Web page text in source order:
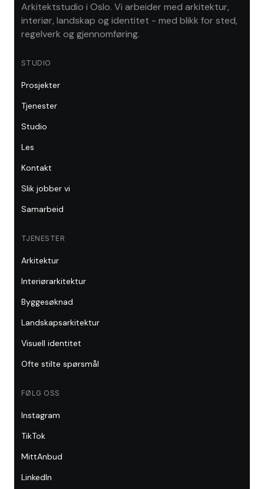
Arkitektstudio i Oslo. Vi arbeider med arkitektur,
interiør, landskap og identitet - med blikk for sted,
regelverk og gjennomføring.
STUDIO
Prosjekter
Tjenester
Studio
Les
Kontakt
Slik jobber vi
Samarbeid
TJENESTER
Arkitektur
Interiørarkitektur
Byggesøknad
Landskapsarkitektur
Visuell identitet
Ofte stilte spørsmål
FØLG OSS
Instagram
TikTok
MittAnbud
LinkedIn